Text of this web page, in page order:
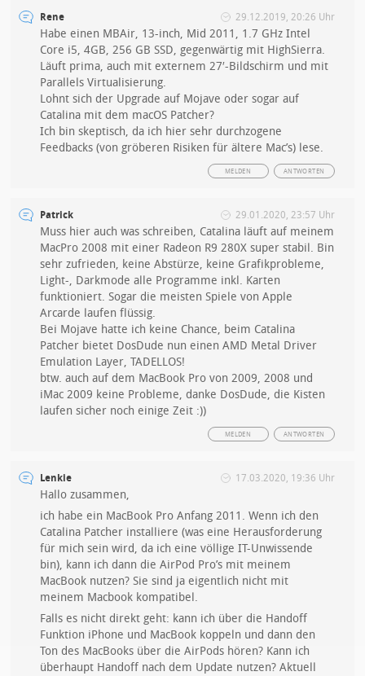
Rene 29.12.2019, 20:26 Uhr
Habe einen MBAir, 13-inch, Mid 2011, 1.7 GHz Intel
Core i5, 4GB, 256 GB SSD, gegenwärtig mit HighSierra.
Läuft prima, auch mit externem 27′-Bildschirm und mit
Parallels Virtualisierung.
Lohnt sich der Upgrade auf Mojave oder sogar auf
Catalina mit dem macOS Patcher?
Ich bin skeptisch, da ich hier sehr durchzogene
Feedbacks (von gröberen Risiken für ältere Mac’s) lese.
ANTWORTEN
MELDEN
Patrick 29.01.2020, 23:57 Uhr
Muss hier auch was schreiben, Catalina läuft auf meinem
MacPro 2008 mit einer Radeon R9 280X super stabil. Bin
sehr zufrieden, keine Abstürze, keine Grafikprobleme,
Light-, Darkmode alle Programme inkl. Karten
funktioniert. Sogar die meisten Spiele von Apple
Arcarde laufen flüssig.
Bei Mojave hatte ich keine Chance, beim Catalina
Patcher bietet DosDude nun einen AMD Metal Driver
Emulation Layer, TADELLOS!
btw. auch auf dem MacBook Pro von 2009, 2008 und
iMac 2009 keine Probleme, danke DosDude, die Kisten
laufen sicher noch einige Zeit :))
ANTWORTEN
MELDEN
Lenkie 17.03.2020, 19:36 Uhr
Hallo zusammen,
ich habe ein MacBook Pro Anfang 2011. Wenn ich den
Catalina Patcher installiere (was eine Herausforderung
für mich sein wird, da ich eine völlige IT-Unwissende
bin), kann ich dann die AirPod Pro’s mit meinem
MacBook nutzen? Sie sind ja eigentlich nicht mit
meinem Macbook kompatibel.
Falls es nicht direkt geht: kann ich über die Handoff
Funktion iPhone und MacBook koppeln und dann den
Ton des MacBooks über die AirPods hören? Kann ich
überhaupt Handoff nach dem Update nutzen? Aktuell